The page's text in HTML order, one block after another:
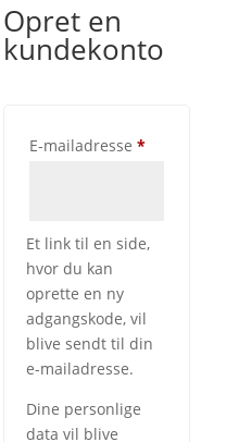
Opret en
kundekonto
E-mailadresse*Påkrævet
Et link til en side,
hvor du kan
oprette en ny
adgangskode, vil
blive sendt til din
e-mailadresse.
Dine personlige
data vil blive